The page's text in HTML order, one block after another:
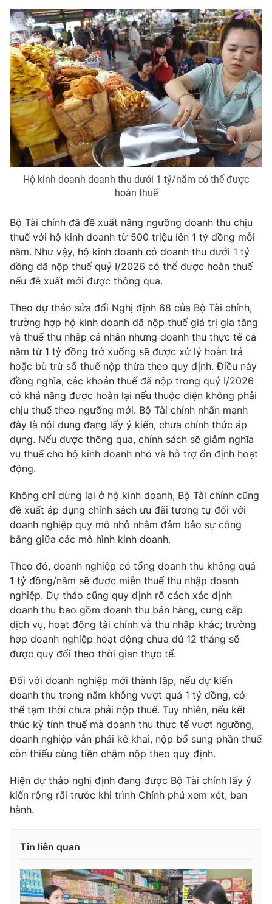
Thế giới đó đây
Câu chuyện quốc tế
Tài chính
Thị trường
Góc doanh nghiệp
Dữ liệu và đời sống
Truyền hình
Phim VTV
Hậu trường
Nhân vật
Khán giả
Giải sao mai
Giải trí
Điện ảnh
Âm nhạc
Sao
Đời sống
Du lịch
Làm đẹp
Giáo dục
Học trực tuyến
Hitech Công nghệ tương lai
Sản phẩm
Thị trường
Tư vấn
Giao lưu trực tuyến
Lịch phát sóng
Chuyên mục khác
Emagazine Podcast
Photo Infographic
Video Shorts video
VTV Money VTV Thể thao
Thị trường 24h Tấm lòng Việt
VTV9 VTV8
Liên hệ tòa soạn English
THỜI BÁO VTV
Theo dõi báo trên
Cơ quan chủ quản:Đài Truyền hình Việt Nam
Cơ quan báo chí:Thời báo VTV
Tổng Biên tập:Vũ Thanh Thủy
Nguyễn Trọng Ninh
Tổng đài VTV:024.38 355 931 - 024.38 355 932
Hộ kinh doanh doanh thu dưới 1 tỷ/năm có thể được
hoàn thuế
Bộ Tài chính đã đề xuất nâng ngưỡng doanh thu chịu
thuế với hộ kinh doanh từ 500 triệu lên 1 tỷ đồng mỗi
năm. Như vậy, hộ kinh doanh có doanh thu dưới 1 tỷ
đồng đã nộp thuế quý I/2026 có thể được hoàn thuế
nếu đề xuất mới được thông qua.
Theo dự thảo sửa đổi Nghị định 68 của Bộ Tài chính,
trường hợp hộ kinh doanh đã nộp thuế giá trị gia tăng
và thuế thu nhập cá nhân nhưng doanh thu thực tế cả
năm từ 1 tỷ đồng trở xuống sẽ được xử lý hoàn trả
hoặc bù trừ số thuế nộp thừa theo quy định. Điều này
đồng nghĩa, các khoản thuế đã nộp trong quý I/2026
có khả năng được hoàn lại nếu thuộc diện không phải
chịu thuế theo ngưỡng mới. Bộ Tài chính nhấn mạnh
đây là nội dung đang lấy ý kiến, chưa chính thức áp
dụng. Nếu được thông qua, chính sách sẽ giảm nghĩa
vụ thuế cho hộ kinh doanh nhỏ và hỗ trợ ổn định hoạt
động.
Không chỉ dừng lại ở hộ kinh doanh, Bộ Tài chính cũng
đề xuất áp dụng chính sách ưu đãi tương tự đối với
doanh nghiệp quy mô nhỏ nhằm đảm bảo sự công
bằng giữa các mô hình kinh doanh.
Theo đó, doanh nghiệp có tổng doanh thu không quá
1 tỷ đồng/năm sẽ được miễn thuế thu nhập doanh
nghiệp. Dự thảo cũng quy định rõ cách xác định
doanh thu bao gồm doanh thu bán hàng, cung cấp
dịch vụ, hoạt động tài chính và thu nhập khác; trường
hợp doanh nghiệp hoạt động chưa đủ 12 tháng sẽ
được quy đổi theo thời gian thực tế.
Đối với doanh nghiệp mới thành lập, nếu dự kiến
doanh thu trong năm không vượt quá 1 tỷ đồng, có
thể tạm thời chưa phải nộp thuế. Tuy nhiên, nếu kết
thúc kỳ tính thuế mà doanh thu thực tế vượt ngưỡng,
doanh nghiệp vẫn phải kê khai, nộp bổ sung phần thuế
còn thiếu cùng tiền chậm nộp theo quy định.
Hiện dự thảo nghị định đang được Bộ Tài chính lấy ý
kiến rộng rãi trước khi trình Chính phủ xem xét, ban
hành.
Tin liên quan